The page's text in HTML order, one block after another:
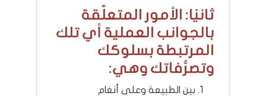
ثانيًا: الأمور المتعلِّقة
بالجوانب العملية أي تلك
المرتبطة بسلوكك
وتصرُّفاتك وهي:
بين الطبيعة وعلى أنغام